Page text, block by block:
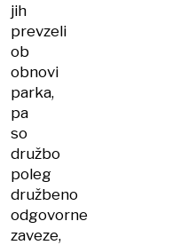
jih
prevzeli
ob
obnovi
parka,
pa
so
družbo
poleg
družbeno
odgovorne
zaveze,